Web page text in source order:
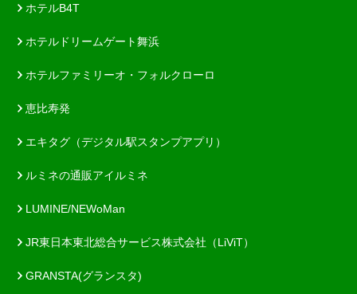
ホテルB4T
ホテルドリームゲート舞浜
ホテルファミリーオ・フォルクローロ
恵比寿発
エキタグ（デジタル駅スタンプアプリ）
ルミネの通販アイルミネ
LUMINE/NEWoMan
JR東日本東北総合サービス株式会社（LiViT）
GRANSTA(グランスタ)